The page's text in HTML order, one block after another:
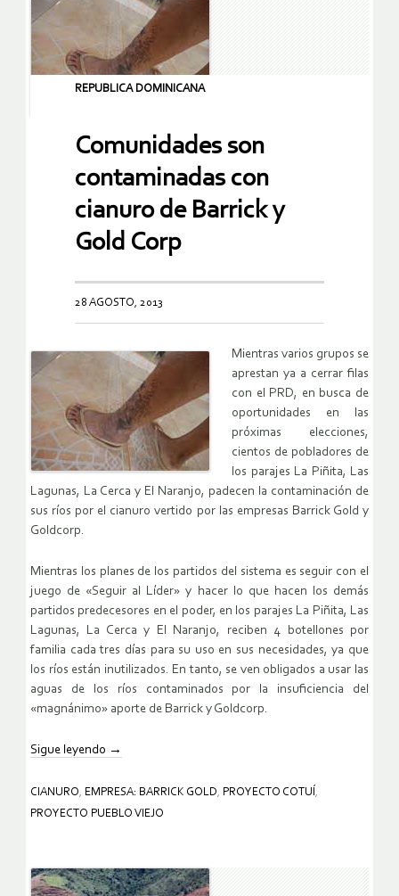
REPUBLICA DOMINICANA
Comunidades son
contaminadas con
cianuro de Barrick y
Gold Corp
28 AGOSTO, 2013
Mientras varios grupos se
aprestan ya a cerrar filas
con el PRD, en busca de
oportunidades en las
próximas elecciones,
cientos de pobladores de
los parajes La Piñita, Las
Lagunas, La Cerca y El Naranjo, padecen la contaminación de
sus ríos por el cianuro vertido por las empresas Barrick Gold y
Goldcorp.
Mientras los planes de los partidos del sistema es seguir con el
juego de «Seguir al Líder» y hacer lo que hacen los demás
partidos predecesores en el poder, en los parajes La Piñita, Las
Lagunas, La Cerca y El Naranjo, reciben 4 botellones por
familia cada tres días para su uso en sus necesidades, ya que
los ríos están inutilizados. En tanto, se ven obligados a usar las
aguas de los ríos contaminados por la insuficiencia del
«magnánimo» aporte de Barrick y Goldcorp.
Sigue leyendo →
CIANURO, EMPRESA: BARRICK GOLD, PROYECTO COTUÍ ,
PROYECTO PUEBLO VIEJO